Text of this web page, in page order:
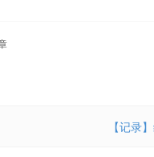
【记录